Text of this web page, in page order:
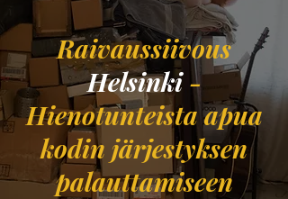
Raivaussiivous
Helsinki-
Hienotunteista apua
kodin järjestyksen
palauttamiseen